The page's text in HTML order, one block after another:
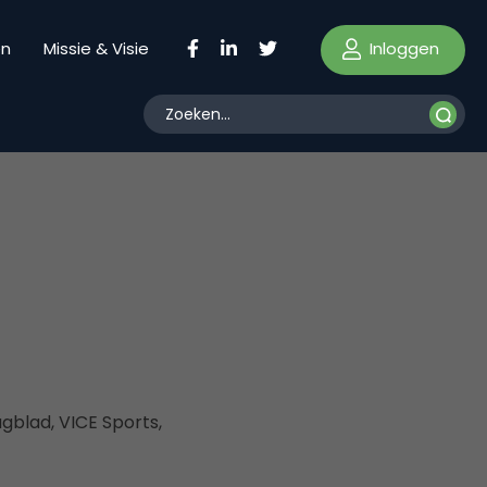
Missie & Visie Inloggen
VICE Sports,